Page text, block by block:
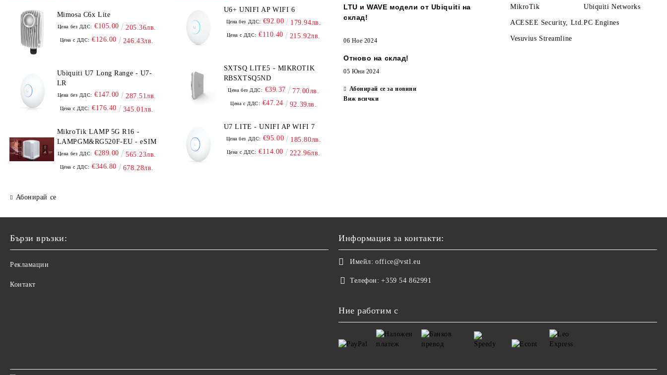
Mimosa C6x Lite
Цена без ДДС: €105.00 205.36лв.
Цена с ДДС: €126.00 246.43лв.
Ubiquiti U7 Long Range - U7-
LR
Цена без ДДС: €147.00 287.51лв.
Цена с ДДС: €176.40 345.01лв.
MikroTik LAMP 5G R16 -
LAMPGM&RG520F-EU - eSIM
Цена без ДДС: €289.00 565.23лв.
Цена с ДДС: €346.80 678.28лв.
Абонирай се
U6+ UNIFI AP WIFI 6
Цена без ДДС: €92.00 179.94лв.
Цена с ДДС: €110.40 215.92лв.
SXTSQ LITE5 - MIKROTIK
RBSXTSQ5ND
Цена без ДДС: €39.37 77.00лв.
Цена с ДДС: €47.24 92.39лв.
U7 LITE - UNIFI AP WIFI 7
Цена без ДДС: €95.00 185.80лв.
Цена с ДДС: €114.00 222.96лв.
LTU и WAVE модели от Ubiquiti на
склад!
06 Ное 2024
Отново на склад!
05 Юни 2024
Абонирай се за новини
Виж всички
MikroTik Ubiquiti Networks
ACESEE Security, Ltd.PC Engines
Vesuvius Streamline
Бързи връзки:
Рекламации
Контакт
Информация за контакти:
Имейл: office@vstl.eu
Телефон: +359 54 862991
Ние работим с